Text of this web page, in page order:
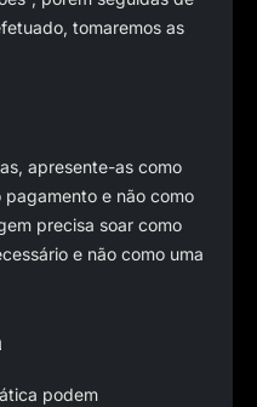
tomaremos as
apresente-as como
e não como
precisa soar como
e não como uma
podem